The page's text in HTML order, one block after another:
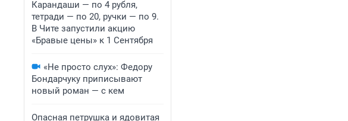
Карандаши — по 4 рубля,
тетради — по 20, ручки — по 9.
В Чите запустили акцию
«Бравые цены» к 1 Сентября
«Не просто слух»: Федору
Бондарчуку приписывают
новый роман — с кем
Опасная петрушка и ядовитая